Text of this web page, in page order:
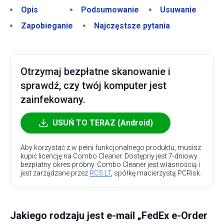
Opis
Podsumowanie
Usuwanie
Zapobieganie
Najczęstsze pytania
Otrzymaj bezpłatne skanowanie i
sprawdź, czy twój komputer jest
zainfekowany.
USUŃ TO TERAZ (Android)
Aby korzystać z w pełni funkcjonalnego produktu, musisz
kupić licencję na Combo Cleaner. Dostępny jest 7-dniowy
bezpłatny okres próbny. Combo Cleaner jest własnością i
jest zarządzane przez RCS LT, spółkę macierzystą PCRisk.
Jakiego rodzaju jest e-mail „FedEx e-Order